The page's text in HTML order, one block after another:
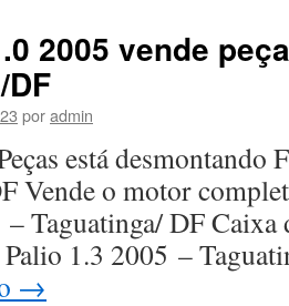
2005 vende
poradmin
está desmontando
Vende o motor
Taguatinga/ DF Caixa
1.3 2005 –
→